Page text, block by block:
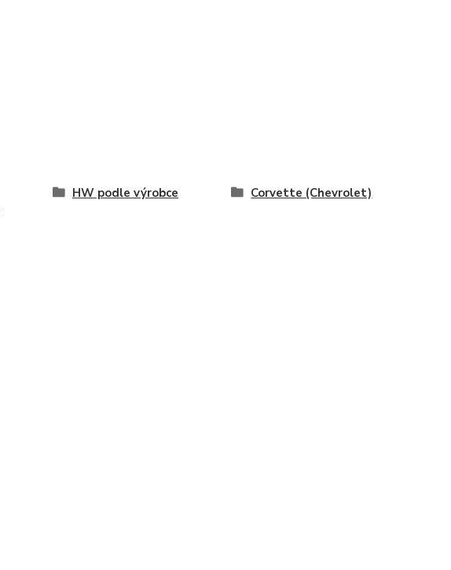
HW podle výrobce Corvette (Chevrolet)